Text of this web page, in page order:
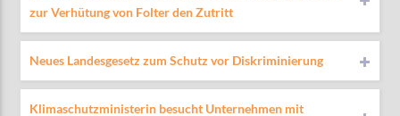
zur Verhütung von Folter den Zutritt
Neues Landesgesetz zum Schutz vor Diskriminierung
Klimaschutzministerin besucht Unternehmen mit